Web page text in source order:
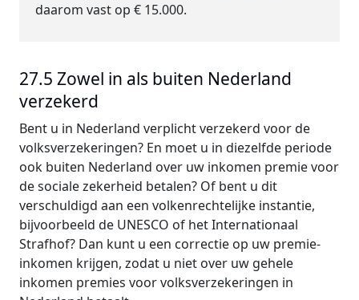
daarom vast op € 15.000.
27.5 Zowel in als buiten Nederland
verzekerd
Bent u in Nederland verplicht verzekerd voor de
volksverzekeringen? En moet u in diezelfde periode
ook buiten Nederland over uw inkomen premie voor
de sociale zekerheid betalen? Of bent u dit
verschuldigd aan een volkenrechtelijke instantie,
bijvoorbeeld de UNESCO of het Internationaal
Strafhof? Dan kunt u een correctie op uw premie-
inkomen krijgen, zodat u niet over uw gehele
inkomen premies voor volksverzekeringen in